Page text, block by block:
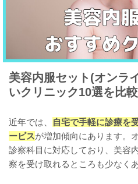
美容内服セット(オンラ
いクリニック10選を比較
近年では、
自宅で手軽に診療を
ービスが増加傾向にあります。
診察科目に対応しており、美容
察を受け取れるところも少なく